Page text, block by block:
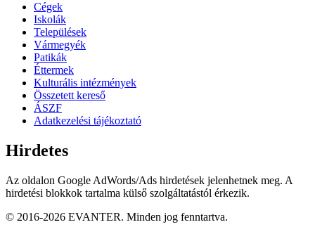
Cégek
Iskolák
Települések
Vármegyék
Patikák
Éttermek
Kulturális intézmények
Összetett kereső
ÁSZF
Adatkezelési tájékoztató
Hirdetes
Az oldalon Google AdWords/Ads hirdetések jelenhetnek meg. A
hirdetési blokkok tartalma külső szolgáltatástól érkezik.
© 2016-2026 EVANTER. Minden jog fenntartva.